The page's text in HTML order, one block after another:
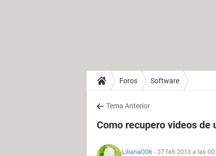
Foros Software
Tema Anterior
Como recupero videos
LilianaO06 - 27 feb 2013 a las